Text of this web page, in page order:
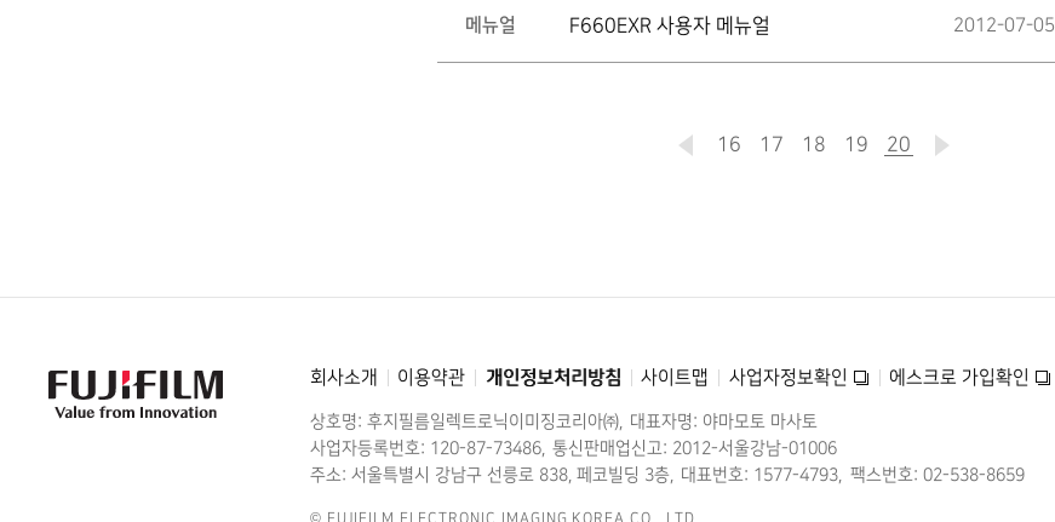
메뉴얼 F660EXR 사용자 메뉴얼 2012-07-05
16 17 18 19 20
현재
© FUJIFILM ELECTRONIC IMAGING KOREA CO., LTD
회사소개 이용약관 개인정보처리방침 사이트맵 사업자정보확인 에스크로 가입확인
상호명: 후지필름일렉트로닉이미징코리아㈜
대표자명: 야마모토 마사토
사업자등록번호: 120-87-73486
통신판매업신고: 2012-서울강남-01006
주소: 서울특별시 강남구 선릉로 838, 페코빌딩 3층
대표번호: 1577-4793 팩스번호: 02-538-8659